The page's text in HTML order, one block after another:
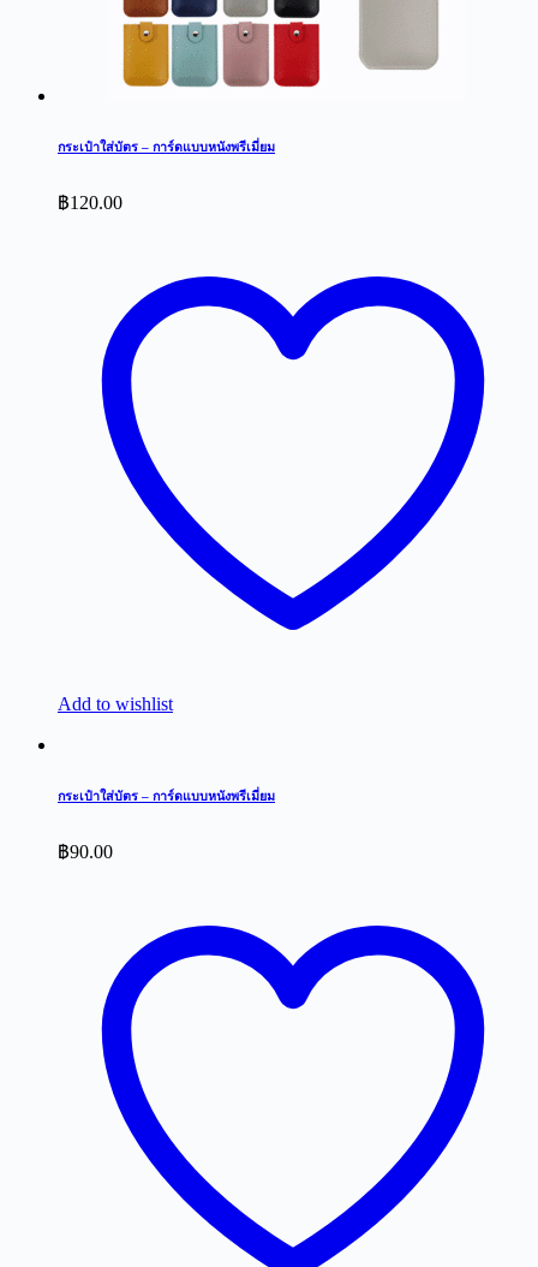
กระเป๋าใส่บัตร – การ์ดแบบหนังพรีเมี่ยม
฿120.00
Add to wishlist
กระเป๋าใส่บัตร – การ์ดแบบหนังพรีเมี่ยม
฿90.00